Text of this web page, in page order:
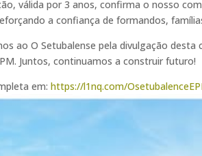
válida por 3 anos, confirma o nosso
a confiança de formandos,
ao O Setubalense pela divulgação
Juntos, continuamos a construir futuro!
em:https://l1nq.com/